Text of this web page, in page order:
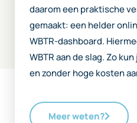
daarom een praktische
gemaakt: een helder
WBTR-dashboard.
WBTR aan de slag. Zo
en zonder hoge kosten
Meer weten?